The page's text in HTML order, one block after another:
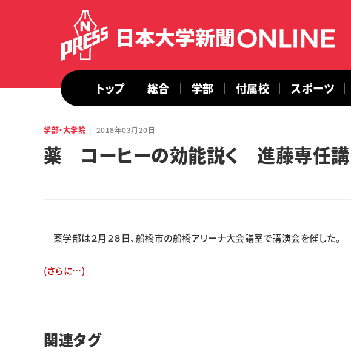
トップ 総合 学部 付属校 スポーツ
学部・大学院 2018年03月20日
薬 コーヒーの効能説く 進藤専任講
薬学部は２月２８日、船橋市の船橋アリーナ大会議室で講演会を催した。
(さらに…)
関連タグ